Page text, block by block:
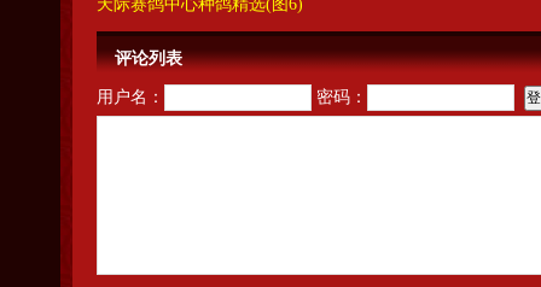
天际赛鸽中心种鸽精选(图6)
评论列表
用户名： 密码：